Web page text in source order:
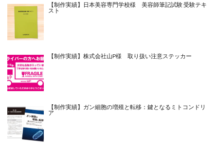
【制作実績】日本美容専門学校様 美容師筆記試験 受験テキ
スト
【制作実績】株式会社山P様 取り扱い注意ステッカー
【制作実績】ガン細胞の増殖と転移：鍵となるミトコンドリ
ア